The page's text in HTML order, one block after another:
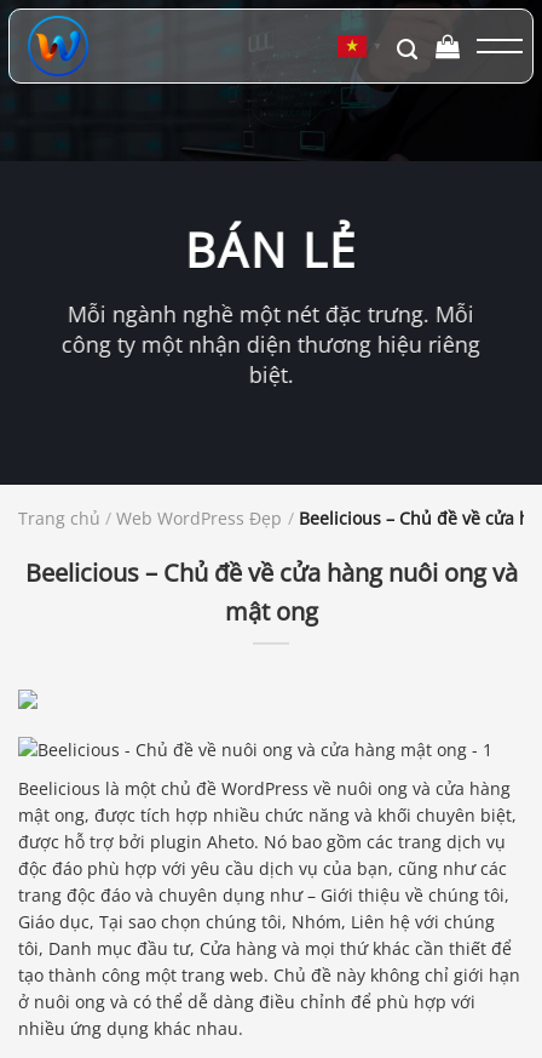
Chuyển
đến
dung
▼
BÁN LẺ
Mỗi ngành nghề một nét đặc trưng. Mỗi
công ty một nhận diện thương hiệu riêng
biệt.
Trang chủ / Web WordPress Đẹp / Beelicious – Chủ đề về cửa
Beelicious – Chủ đề về cửa hàng nuôi ong và
mật ong
Beelicious là một chủ đề WordPress về nuôi ong và cửa hàng
mật ong, được tích hợp nhiều chức năng và khối chuyên biệt,
được hỗ trợ bởi plugin Aheto. Nó bao gồm các trang dịch vụ
độc đáo phù hợp với yêu cầu dịch vụ của bạn, cũng như các
trang độc đáo và chuyên dụng như – Giới thiệu về chúng tôi,
Giáo dục, Tại sao chọn chúng tôi, Nhóm, Liên hệ với chúng
tôi, Danh mục đầu tư, Cửa hàng và mọi thứ khác cần thiết để
tạo thành công một trang web. Chủ đề này không chỉ giới hạn
ở nuôi ong và có thể dễ dàng điều chỉnh để phù hợp với
nhiều ứng dụng khác nhau.